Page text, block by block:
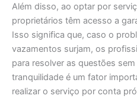
Além disso, ao optar por
proprietários têm acesso a
Isso significa que, caso o
vazamentos surjam, os
para resolver as questões
tranquilidade é um fator
realizar o serviço por conta